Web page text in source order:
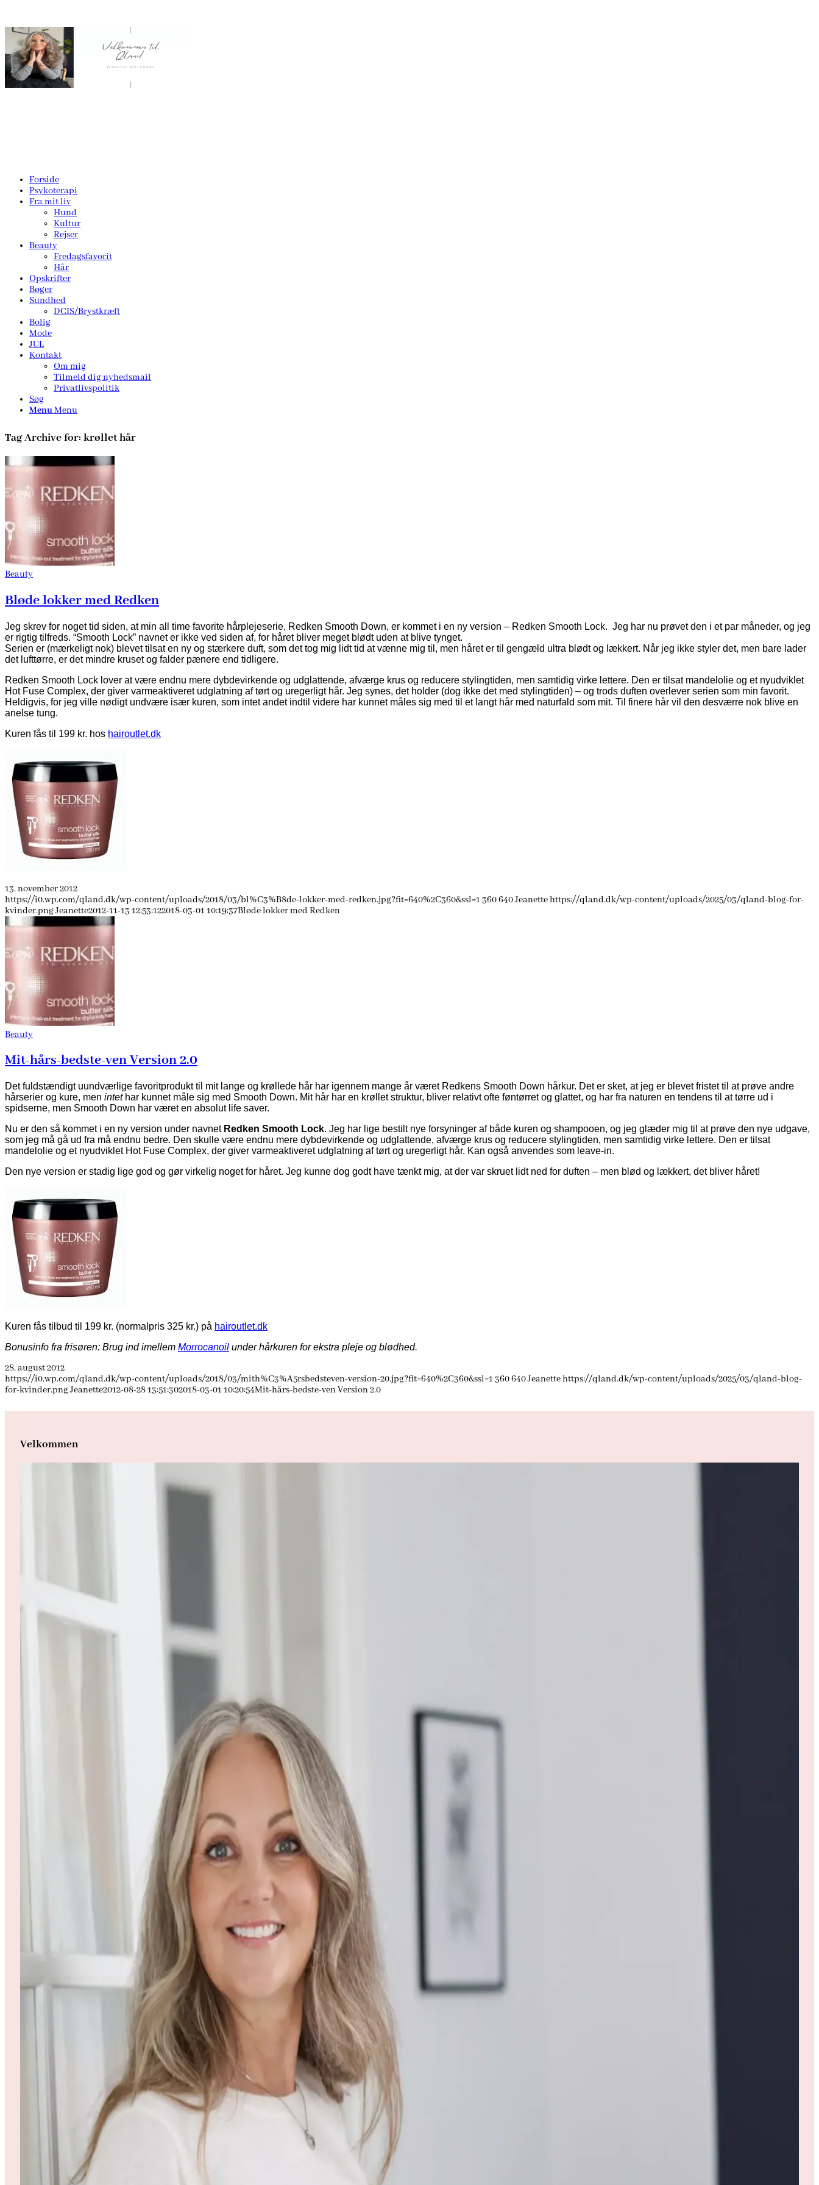
Forside
Psykoterapi
Fra mit liv
Hund
Kultur
Rejser
Beauty
Fredagsfavorit
Hår
Opskrifter
Bøger
Sundhed
DCIS/Brystkræft
Bolig
Mode
JUL
Kontakt
Om mig
Tilmeld dig nyhedsmail
Privatlivspolitik
Søg
MenuMenu
Tag Archive for: krøllet hår
Beauty
Bløde lokker med Redken
Jeg skrev for noget tid siden, at min all time favorite hårplejeserie, Redken Smooth Down, er kommet i en ny version – Redken Smooth Lock. Jeg har nu prøvet den i et par måneder, og jeg
er rigtig tilfreds. “Smooth Lock” navnet er ikke ved siden af, for håret bliver meget blødt uden at blive tynget.
Serien er (mærkeligt nok) blevet tilsat en ny og stærkere duft, som det tog mig lidt tid at vænne mig til, men håret er til gengæld ultra blødt og lækkert. Når jeg ikke styler det, men bare lader
det lufttørre, er det mindre kruset og falder pænere end tidligere.
Redken Smooth Lock lover at være endnu mere dybdevirkende og udglattende, afværge krus og reducere stylingtiden, men samtidig virke lettere. Den er tilsat mandelolie og et nyudviklet
Hot Fuse Complex, der giver varmeaktiveret udglatning af tørt og uregerligt hår. Jeg synes, det holder (dog ikke det med stylingtiden) – og trods duften overlever serien som min favorit.
Heldigvis, for jeg ville nødigt undvære især kuren, som intet andet indtil videre har kunnet måles sig med til et langt hår med naturfald som mit. Til finere hår vil den desværre nok blive en
anelse tung.
Kuren fås til 199 kr. hos hairoutlet.dk
13. november 2012
https://i0.wp.com/qland.dk/wp-content/uploads/2018/03/bl%C3%B8de-lokker-med-redken.jpg?fit=640%2C360&ssl=1 360640Jeanettehttps://qland.dk/wp-content/uploads/2025/03/qland-blog-for-
kvinder.pngJeanette2012-11-13 12:53:122018-03-01 10:19:37Bløde lokker med Redken
Beauty
Mit-hårs-bedste-ven Version 2.0
Det fuldstændigt uundværlige favoritprodukt til mit lange og krøllede hår har igennem mange år været Redkens Smooth Down hårkur. Det er sket, at jeg er blevet fristet til at prøve andre
hårserier og kure, men intethar kunnet måle sig med Smooth Down. Mit hår har en krøllet struktur, bliver relativt ofte føntørret og glattet, og har fra naturen en tendens til at tørre ud i
spidserne, men Smooth Down har været en absolut life saver.
Nu er den så kommet i en ny version under navnet Redken Smooth Lock. Jeg har lige bestilt nye forsyninger af både kuren og shampooen, og jeg glæder mig til at prøve den nye udgave,
som jeg må gå ud fra må endnu bedre. Den skulle være endnu mere dybdevirkende og udglattende, afværge krus og reducere stylingtiden, men samtidig virke lettere. Den er tilsat
mandelolie og et nyudviklet Hot Fuse Complex, der giver varmeaktiveret udglatning af tørt og uregerligt hår. Kan også anvendes som leave-in.
Den nye version er stadig lige god og gør virkelig noget for håret. Jeg kunne dog godt have tænkt mig, at der var skruet lidt ned for duften – men blød og lækkert, det bliver håret!
Kuren fås tilbud til 199 kr. (normalpris 325 kr.) på hairoutlet.dk
Bonusinfo fra frisøren: Brug ind imellem Morrocanoil under hårkuren for ekstra pleje og blødhed.
28. august 2012
https://i0.wp.com/qland.dk/wp-content/uploads/2018/03/mith%C3%A5rsbedsteven-version-20.jpg?fit=640%2C360&ssl=1 360640Jeanettehttps://qland.dk/wp-content/uploads/2025/03/qland-blog-
for-kvinder.pngJeanette2012-08-28 13:51:302018-03-01 10:20:54Mit-hårs-bedste-ven Version 2.0
Velkommen